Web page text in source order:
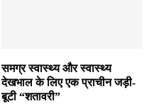
समग्र स्वास्थ्य और स्वास्थ्य
देखभाल के लिए एक प्राचीन जड़ी-
बूटी “शतावरी”